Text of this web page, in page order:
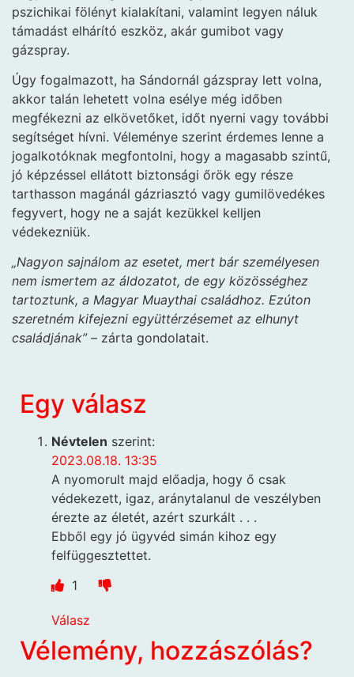
pszichikai fölényt kialakítani, valamint legyen náluk
támadást elhárító eszköz, akár gumibot vagy
gázspray.
Úgy fogalmazott, ha Sándornál gázspray lett volna,
akkor talán lehetett volna esélye még időben
megfékezni az elkövetőket, időt nyerni vagy további
segítséget hívni. Véleménye szerint érdemes lenne a
jogalkotóknak megfontolni, hogy a magasabb szintű,
jó képzéssel ellátott biztonsági őrök egy része
tarthasson magánál gázriasztó vagy gumilövedékes
fegyvert, hogy ne a saját kezükkel kelljen
védekezniük.
„Nagyon sajnálom az esetet, mert bár személyesen
nem ismertem az áldozatot, de egy közösséghez
tartoztunk, a Magyar Muaythai családhoz. Ezúton
szeretném kifejezni együttérzésemet az elhunyt
családjának”– zárta gondolatait.
Egy válasz
Névtelen szerint:
2023.08.18. 13:35
A nyomorult majd előadja, hogy ő csak
védekezett, igaz, aránytalanul de veszélyben
érezte az életét, azért szurkált . . .
Ebből egy jó ügyvéd simán kihoz egy
felfüggesztettet.
1
Válasz
Vélemény, hozzászólás?